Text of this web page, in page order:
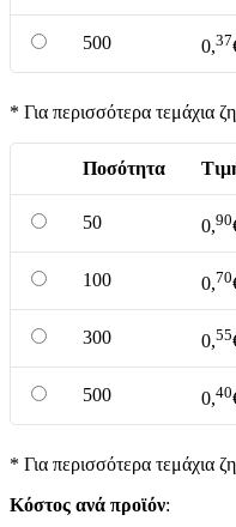
500 0,37
* Για περισσότερα τεμάχια
Ποσότητα
50 0,90
100 0,70
300 0,55
500 0,40
* Για περισσότερα τεμάχια
Κόστος ανά προϊόν: